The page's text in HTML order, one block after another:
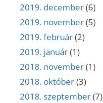
2019. december(6)
2019. november(5)
2019. február(2)
2019. január(1)
2018. november(1)
2018. október(3)
2018. szeptember(7)